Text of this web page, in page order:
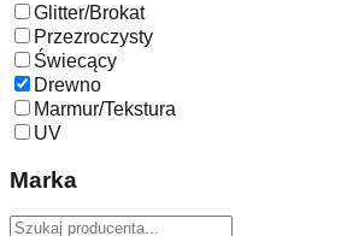
Glitter/Brokat
Przezroczysty
Świecący
Drewno
Marmur/Tekstura
UV
Marka